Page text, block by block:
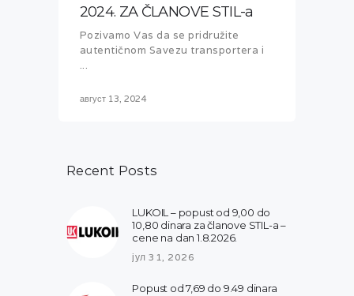
2024. ZA ČLANOVE STIL-a
Pozivamo Vas da se pridružite
autentičnom Savezu transportera i
...
август 13, 2024
Recent Posts
LUKOIL – popust od 9,00 do
10,80 dinara za članove STIL-a –
cene na dan 1.8.2026.
јул 31, 2026
Popust od 7,69 do 9.49 dinara